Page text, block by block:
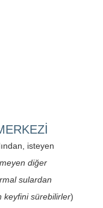
isteyen
diğer
sulardan
keyfini sürebilirler)